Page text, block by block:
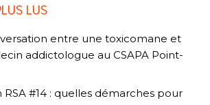
LUS
entre une toxicomane et
addictologue au CSAPA Point-
RSA #14 : quelles démarches pour